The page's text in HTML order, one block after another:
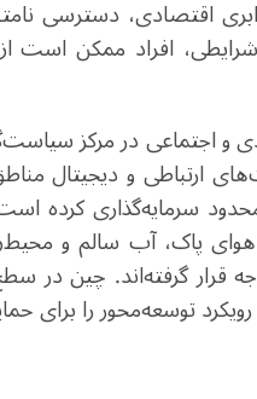
اقتصادی، دسترسی
افراد ممکن است
و اجتماعی در مرکز
ارتباطی و دیجیتال
سرمایه‌گذاری کرده
هوای پاک، آب سالم و
قرار گرفته‌اند. چین
توسعه‌محور را برای